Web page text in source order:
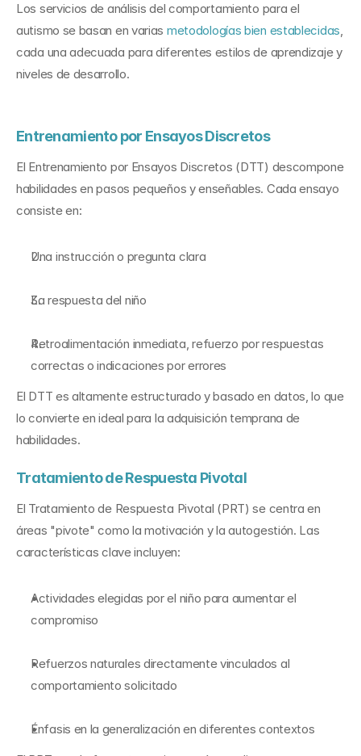
Los servicios de análisis del comportamiento para el
autismo se basan en varias metodologías bien establecidas,
cada una adecuada para diferentes estilos de aprendizaje y
niveles de desarrollo.
Entrenamiento por Ensayos Discretos
El Entrenamiento por Ensayos Discretos (DTT) descompone
habilidades en pasos pequeños y enseñables. Cada ensayo
consiste en:
Una instrucción o pregunta clara
La respuesta del niño
Retroalimentación inmediata, refuerzo por respuestas
correctas o indicaciones por errores
El DTT es altamente estructurado y basado en datos, lo que
lo convierte en ideal para la adquisición temprana de
habilidades.
Tratamiento de Respuesta Pivotal
El Tratamiento de Respuesta Pivotal (PRT) se centra en
áreas "pivote" como la motivación y la autogestión. Las
características clave incluyen:
Actividades elegidas por el niño para aumentar el
compromiso
Refuerzos naturales directamente vinculados al
comportamiento solicitado
Énfasis en la generalización en diferentes contextos